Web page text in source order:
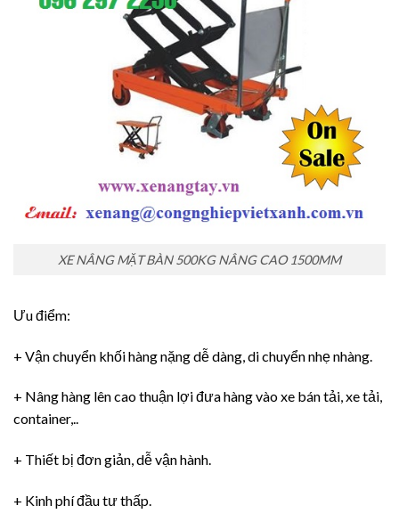
XE NÂNG MẶT BÀN 500KG NÂNG CAO 1500MM
Ưu điểm:
+ Vận chuyển khối hàng nặng dễ dàng, di chuyển nhẹ nhàng.
+ Nâng hàng lên cao thuận lợi đưa hàng vào xe bán tải, xe tải,
container,..
+ Thiết bị đơn giản, dễ vận hành.
+ Kinh phí đầu tư thấp.